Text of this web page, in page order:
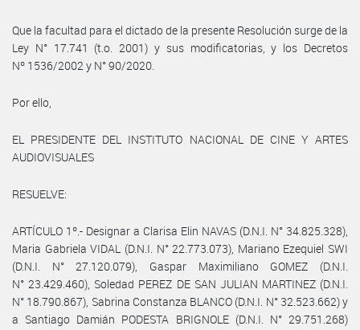
Que la facultad para el dictado de la presente Resolución surge de la
Ley N° 17.741 (t.o. 2001) y sus modificatorias, y los Decretos
Nº 1536/2002 y N° 90/2020.
Por ello,
EL PRESIDENTE DEL INSTITUTO NACIONAL DE CINE Y ARTES
AUDIOVISUALES
RESUELVE:
ARTÍCULO 1º.- Designar a Clarisa Elin NAVAS (D.N.I. N° 34.825.328),
Maria Gabriela VIDAL (D.N.I. N° 22.773.073), Mariano Ezequiel SWI
(D.N.I. N° 27.120.079), Gaspar Maximiliano GOMEZ (D.N.I.
N° 23.429.460), Soledad PEREZ DE SAN JULIAN MARTINEZ (D.N.I.
N° 18.790.867), Sabrina Constanza BLANCO (D.N.I. N° 32.523.662) y
a Santiago Damián PODESTA BRIGNOLE (D.N.I. N° 29.751.268)